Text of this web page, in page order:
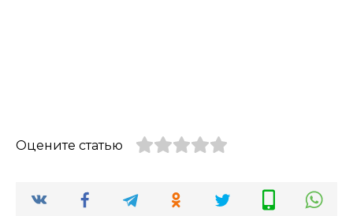
Оцените статью